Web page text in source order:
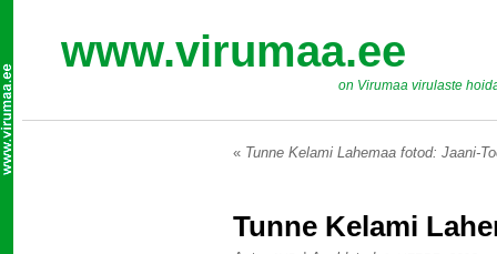
www.virumaa.ee
on Virumaa virulaste
« Tunne Kelami Lahemaa fotod: Jaani-
Tunne Kelami